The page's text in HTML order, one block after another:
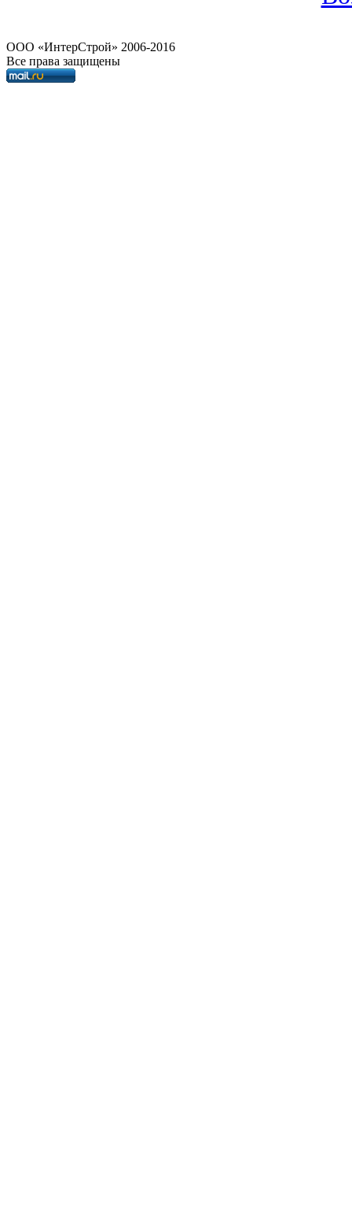
OOO «ИнтерСтрой» 2006-2016
Все права защищены